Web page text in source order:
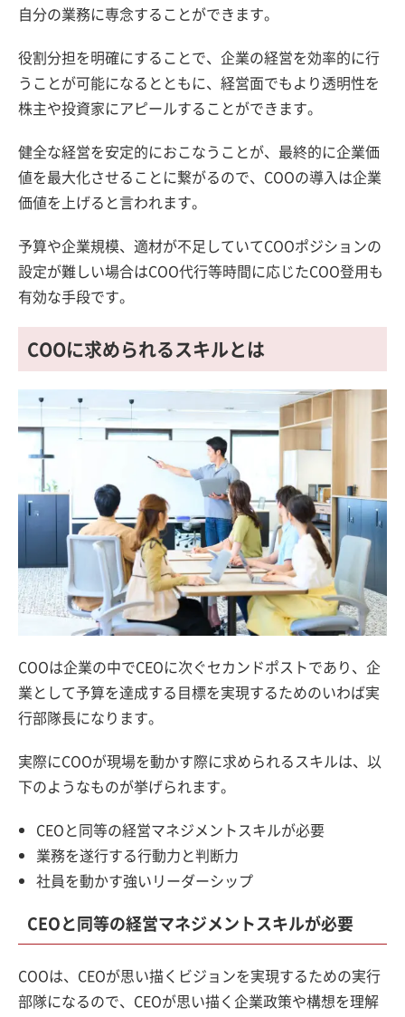
自分の業務に専念することができます。
役割分担を明確にすることで、企業の経営を効率的に行
うことが可能になるとともに、経営面でもより透明性を
株主や投資家にアピールすることができます。
健全な経営を安定的におこなうことが、最終的に企業価
値を最大化させることに繋がるので、COOの導入は企業
価値を上げると言われます。
予算や企業規模、適材が不足していてCOOポジションの
設定が難しい場合はCOO代行等時間に応じたCOO登用も
有効な手段です。
COOに求められるスキルとは
COOは企業の中でCEOに次ぐセカンドポストであり、企
業として予算を達成する目標を実現するためのいわば実
行部隊長になります。
実際にCOOが現場を動かす際に求められるスキルは、以
下のようなものが挙げられます。
CEOと同等の経営マネジメントスキルが必要
業務を遂行する行動力と判断力
社員を動かす強いリーダーシップ
CEOと同等の経営マネジメントスキルが必要
COOは、CEOが思い描くビジョンを実現するための実行
部隊になるので、CEOが思い描く企業政策や構想を理解